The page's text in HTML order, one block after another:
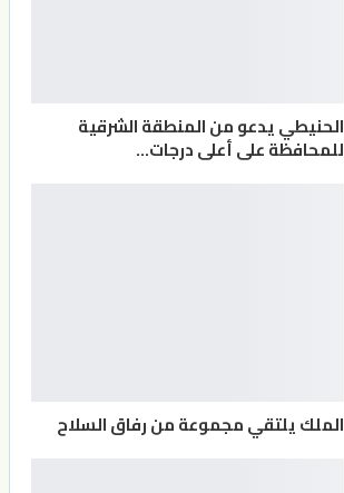
الحنيطي يدعو من المنطقة الشرقية
للمحافظة على أعلى درجات…
الملك يلتقي مجموعة من رفاق السلاح